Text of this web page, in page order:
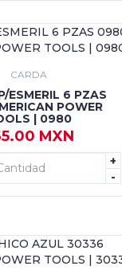
CARDA
ESMERIL 6 PZAS
POWER
| 0980
MXN
+
-
AGREGAR